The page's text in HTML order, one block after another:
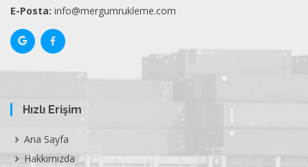
E-Posta: info@mergumrukleme.com
Hızlı Erişim
Ana Sayfa
Hakkımızda